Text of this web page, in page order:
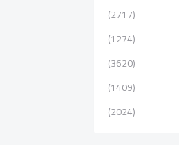
(2717)
(1274)
(3620)
(1409)
(2024)